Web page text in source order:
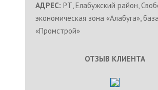
АДРЕС: РТ, Елабужский район,
экономическая зона «Алабуга»,
«Промстрой»
ОТЗЫВ КЛИЕНТА